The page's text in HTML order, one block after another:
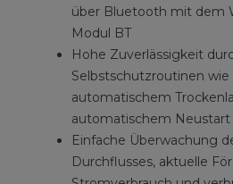
über Bluetooth mit dem
Modul BT
Hohe Zuverlässigkeit
Selbstschutzroutinen
automatischem
automatischem Neustart
Einfache Überwachung
Durchflusses, aktuelle